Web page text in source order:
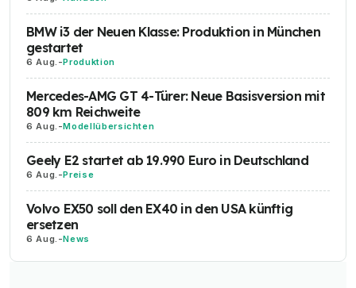
Megane
Electric
2026
Renault
Scenic
Electric
2026
1.100 kg (alle)
Skoda Elroq
2026
1.000 kg (60er) bzw. 1.800 kg (85er,
Skoda
Enyaq 2026
1.000 kg (60er), 2.000 kg (85er und RS)
Smart #1
1.600 kg (ab Pure+)
BMW i3 der Neuen Klasse: Produktion in München
gestartet
6 Aug. -Produktion
Mercedes-AMG GT 4-Türer: Neue Basisversion mit
809 km Reichweite
6 Aug. -Modellübersichten
Geely E2 startet ab 19.990 Euro in Deutschland
6 Aug. -Preise
Volvo EX50 soll den EX40 in den USA künftig
ersetzen
6 Aug. -News